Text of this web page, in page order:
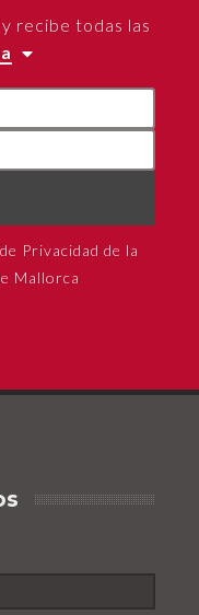
recibe todas las
Privacidad de la
Mallorca